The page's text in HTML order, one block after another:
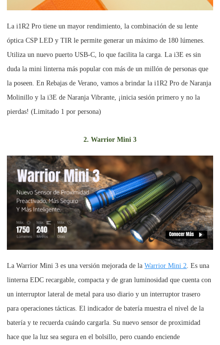
La i1R2 Pro tiene un mayor rendimiento, la combinación de su lente
óptica CSP LED y TIR le permite generar un máximo de 180 lúmenes.
Utiliza un nuevo puerto USB-C, lo que facilita la carga. La i3E es sin
duda la mini linterna más popular con más de un millón de personas que
la poseen. En Rebajas de Verano, vamos a brindar la i1R2 Pro de Naranja
Molinillo y la i3E de Naranja Vibrante, ¡inicia sesión primero y no la
pierdas! (Limitado 1 por persona)
2. Warrior Mini 3
La Warrior Mini 3 es una versión mejorada de laWarrior Mini 2. Es una
linterna EDC recargable, compacta y de gran luminosidad que cuenta con
un interruptor lateral de metal para uso diario y un interruptor trasero
para operaciones tácticas. El indicador de batería muestra el nivel de la
batería y te recuerda cuándo cargarla. Su nuevo sensor de proximidad
hace que la luz sea segura en el bolsillo, pero cuando enciende